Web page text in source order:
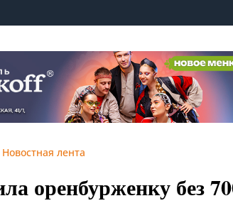
Новостная лента
оренбурженку без